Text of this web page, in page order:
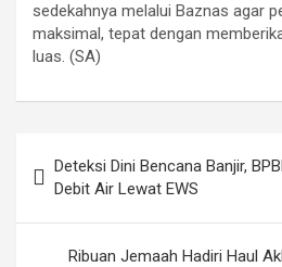
sedekahnya melalui Baznas agar
maksimal, tepat dengan
luas. (SA)
pos
Deteksi Dini Bencana Banjir,
Debit Air Lewat EWS
Ribuan Jemaah Hadiri Haul